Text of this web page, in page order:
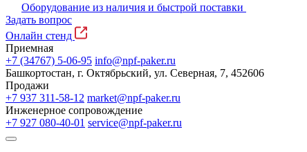
Оборудование из наличия и быстрой поставки
Задать вопрос
Онлайн стенд
Приемная
+7 (34767) 5-06-95 info@npf-paker.ru
Башкортостан, г. Октябрьский, ул. Северная, 7, 452606
Продажи
+7 937 311-58-12 market@npf-paker.ru
Инженерное сопровождение
+7 927 080-40-01 service@npf-paker.ru